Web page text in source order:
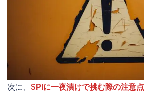
次に、 SPIに一夜漬けで挑む際の注意点